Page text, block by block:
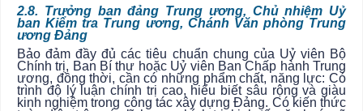
2.8. Trưởng ban đảng Trung ương, Chủ nhiệm Uỷ
ban Kiểm tra Trung ương, Chánh Văn phòng Trung
ương Đảng
Bảo đảm đầy đủ các tiêu chuẩn chung của Uỷ viên Bộ
Chính trị, Ban Bí thư hoặc Uỷ viên Ban Chấp hành Trung
ương, đồng thời, cần có những phẩm chất, năng lực: Có
trình độ lý luận chính trị cao, hiểu biết sâu rộng và giàu
kinh nghiệm trong công tác xây dựng Đảng. Có kiến thức